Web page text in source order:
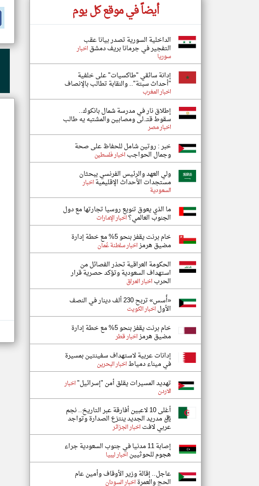
أيضاً في موقع كل يوم
الداخلية السورية تصدر بيانا عقب
التفجير في جرمانا بريف دمشقاخبار
سوريا
إدانة سائقي "طاكسيات" على خلفية
"أحداث سبتة".. والنقابة تطالب بالإنصاف
اخبار المغرب
إطلاق نار في مدرسة شمال بانكوك..
سقوط قتـ.لى ومصابين والمشتبه يه طالب
اخبار مصر
خبر : روتين شامل للحفاظ على صحة
وجمال الحواجباخبار فلسطين
ولي العهد والرئيس الفرنسي يبحثان
مستجدات الأحداث الإقليميةاخبار
السعودية
ما الذي يعوق تنويع روسيا تجارتها مع دول
الجنوب العالمي؟اخبار الإمارات
خام برنت يقفز بنحو 5% مع خطة إدارة
مضيق هرمزاخبار سلطنة عُمان
الحكومة العراقية تحذر الفصائل من
استهداف السعودية وتؤكد حصرية قرار
الحرباخبار العراق
«أُسس» تربح 230 ألف دينار في النصف
الأولاخبار الكويت
خام برنت يقفز بنحو 5% مع خطة إدارة
مضيق هرمزاخبار قطر
إدانات عربية لاستهداف سفينتين بمسيرة
في ميناء دمياطاخبار البحرين
تهديد المسيرات يقلق أمن "إسرائيل"اخبار
الاردن
أغلى 10 لاعبين أفارقة عبر التاريخ.. نجم
ريال مدريد الجديد ينتزع الصدارة وتواجد
عربي لافتاخبار الجزائر
إصابة 11 مدنيا في جنوب السعودية جراء
هجوم للحوثييناخبار ليبيا
عاجل.. إقالة وزير الأوقاف وأمين عام
الحج والعمرةاخبار السودان